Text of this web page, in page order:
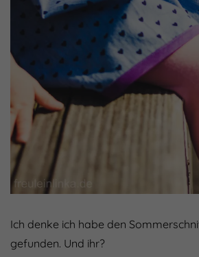
Ich denke ich habe den
gefunden. Und ihr?